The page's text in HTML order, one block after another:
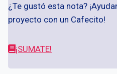
¿Te gustó esta nota?
proyecto con un Cafecito!
¡SUMATE!